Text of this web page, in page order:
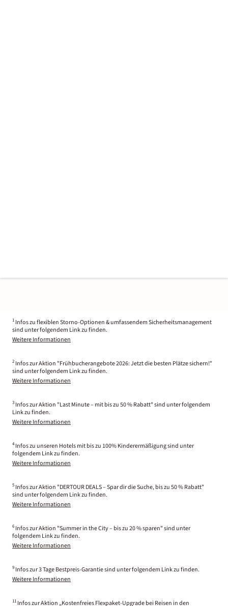
1 Infos zu flexiblen Storno-Optionen & umfassendem Sicherheitsmanagement
sind unter folgendem Link zu finden.
Weitere Informationen
2 Infos zur Aktion "Frühbucherangebote 2026: Jetzt die besten Plätze sichern!"
sind unter folgendem Link zu finden.
Weitere Informationen
3 Infos zur Aktion "Last Minute – mit bis zu 50 % Rabatt" sind unter folgendem
Link zu finden.
Weitere Informationen
4 Infos zu unseren Hotels mit bis zu 100% Kinderermäßigung sind unter
folgendem Link zu finden.
Weitere Informationen
5 Infos zur Aktion "DERTOUR DEALS – Spar dir die Suche, bis zu 50 % Rabatt"
sind unter folgendem Link zu finden.
Weitere Informationen
6 Infos zur Aktion "Summer in the City – bis zu 20 % sparen" sind unter
folgendem Link zu finden.
Weitere Informationen
9 Infos zur 3 Tage Bestpreis-Garantie sind unter folgendem Link zu finden.
Weitere Informationen
11 Infos zur Aktion „Kostenfreies Flexpaket-Upgrade bei Reisen in den